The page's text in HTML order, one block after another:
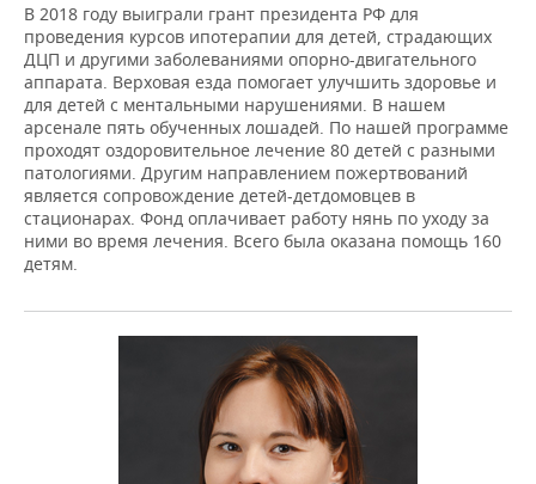
В 2018 году выиграли грант президента РФ для
проведения курсов ипотерапии для детей, страдающих
ДЦП и другими заболеваниями опорно-двигательного
аппарата. Верховая езда помогает улучшить здоровье и
для детей с ментальными нарушениями. В нашем
арсенале пять обученных лошадей. По нашей программе
проходят оздоровительное лечение 80 детей с разными
патологиями. Другим направлением пожертвований
является сопровождение детей-детдомовцев в
стационарах. Фонд оплачивает работу нянь по уходу за
ними во время лечения. Всего была оказана помощь 160
детям.